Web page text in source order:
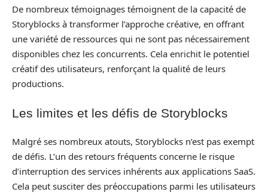
De nombreux témoignages témoignent de la capacité de
Storyblocks à transformer l’approche créative, en offrant
une variété de ressources qui ne sont pas nécessairement
disponibles chez les concurrents. Cela enrichit le potentiel
créatif des utilisateurs, renforçant la qualité de leurs
productions.
Les limites et les défis de Storyblocks
Malgré ses nombreux atouts, Storyblocks n’est pas exempt
de défis. L’un des retours fréquents concerne le risque
d’interruption des services inhérents aux applications SaaS.
Cela peut susciter des préoccupations parmi les utilisateurs